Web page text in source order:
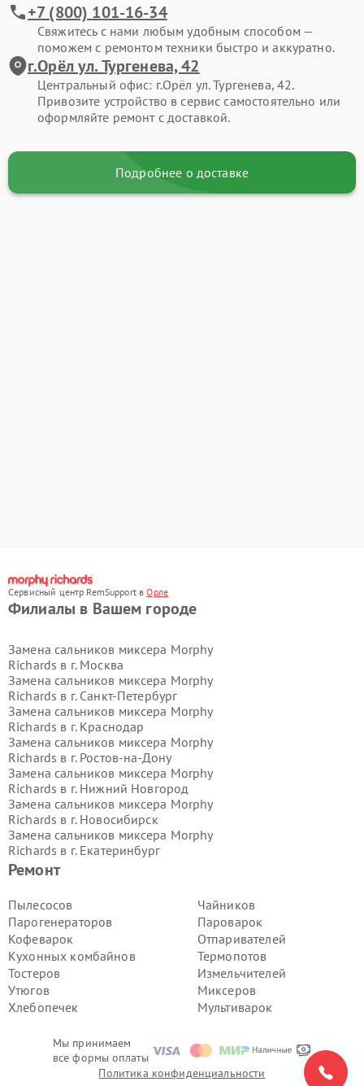
+7 (800) 101-16-34
Свяжитесь с нами любым удобным способом —
поможем с ремонтом техники быстро и аккуратно.
г.Орёл ул. Тургенева, 42
Центральный офис: г.Орёл ул. Тургенева, 42.
Привозите устройство в сервис самостоятельно или
оформляйте ремонт с доставкой.
Подробнее о доставке
Сервисный центр RemSupport вОрле
Мы принимаем
все формы оплаты
Ремонт
Пылесосов
Парогенераторов
Кофеварок
Кухонных комбайнов
Тостеров
Утюгов
Хлебопечек
Чайников
Пароварок
Отпаривателей
Термопотов
Измельчителей
Миксеров
Мультиварок
Филиалы в Вашем городе
Замена сальников миксера Morphy
Richards в г. Москва
Замена сальников миксера Morphy
Richards в г. Санкт-Петербург
Замена сальников миксера Morphy
Richards в г. Краснодар
Замена сальников миксера Morphy
Richards в г. Ростов-на-Дону
Замена сальников миксера Morphy
Richards в г. Нижний Новгород
Замена сальников миксера Morphy
Richards в г. Новосибирск
Замена сальников миксера Morphy
Richards в г. Екатеринбург
Замена сальников миксера Morphy
Richards в г.
Richards в г.
Замена сальников миксера Morphy
Richards в г.
Замена сальников миксера Morphy
Richards в г.
Замена сальников миксера Morphy
Richards в г.
Замена сальников миксера Morphy
Richards в г.
Замена сальников миксера Morphy
Richards в г.Ижевск
Замена сальников миксера Morphy
Политика конфиденциальности